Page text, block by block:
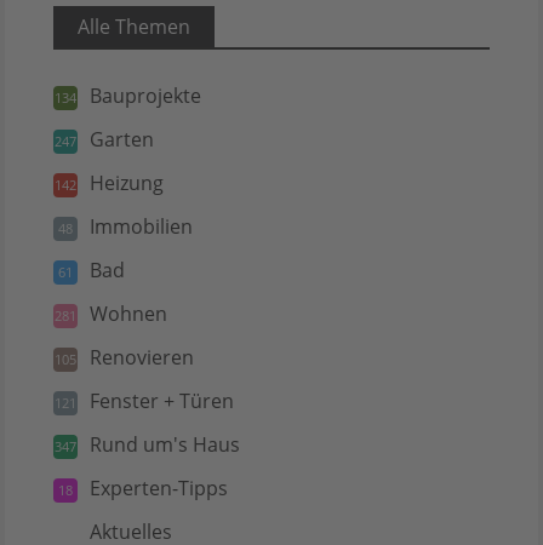
Alle Themen
134 Bauprojekte
247 Garten
142 Heizung
48 Immobilien
61 Bad
281 Wohnen
105 Renovieren
121 Fenster + Türen
347 Rund um's Haus
18 Experten-Tipps
Aktuelles